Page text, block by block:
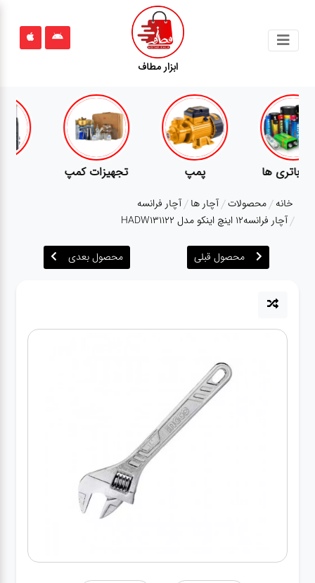
ابزار مطاف
محصولات
قوانین
سایت
ارتباط
باما
درباره
کارواش
پمپ تجهیزات کمپ گجت
خانه محصولات آچار ها آچار فرانسه
آچار فرانسه12 اینچ اینکو مدل HADW131122
محصول قبلی محصول بعدی